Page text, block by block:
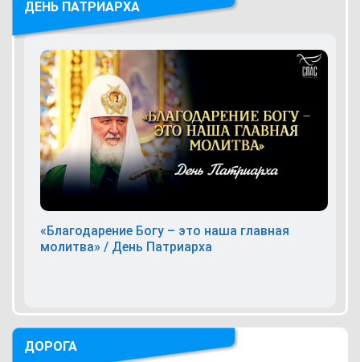
ДЕНЬ ПАТРИАРХА
«Благодарение Богу – это наша главная
молитва» / День Патриарха
ДОРОГА